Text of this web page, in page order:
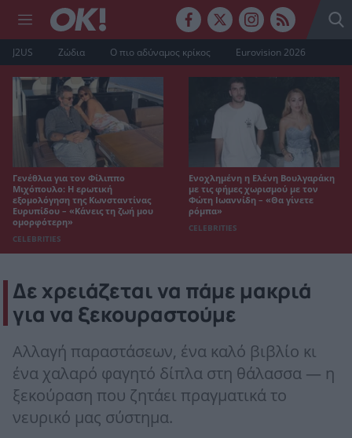
J2US Ζώδια Ο πιο αδύναμος κρίκος Eurovision 2026
Γενέθλια για τον Φίλιππο
Μιχόπουλο: Η ερωτική
εξομολόγηση της Κωνσταντίνας
Ευρυπίδου – «Κάνεις τη ζωή μου
ομορφότερη»
CELEBRITIES
Ενοχλημένη η Ελένη Βουλγαράκη
με τις φήμες χωρισμού με τον
Φώτη Ιωαννίδη – «Θα γίνετε
ρόμπα»
CELEBRITIES
Δε χρειάζεται να πάμε μακριά
για να ξεκουραστούμε
Αλλαγή παραστάσεων, ένα καλό βιβλίο κι
ένα χαλαρό φαγητό δίπλα στη θάλασσα — η
ξεκούραση που ζητάει πραγματικά το
νευρικό μας σύστημα.